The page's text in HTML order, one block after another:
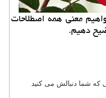
معنی همه اصطلاحات
دهیم.
که شما دنبالش می کنید